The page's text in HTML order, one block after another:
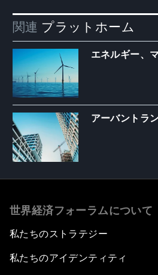
関連 プラットホーム
エネルギー、
アーバントラ
世界経済フォーラムについて
私たちのストラテジー
私たちのアイデンティティ